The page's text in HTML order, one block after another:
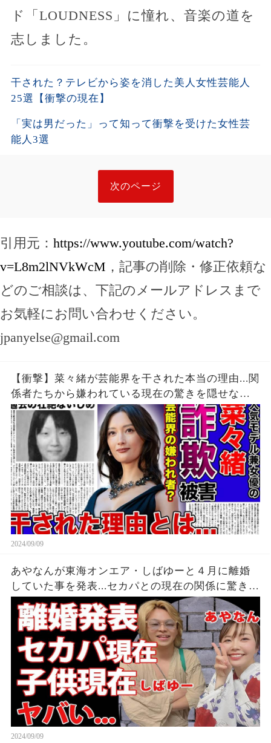
ド「LOUDNESS」に憧れ、音楽の道を
志しました。
干された？テレビから姿を消した美人女性芸能人
25選【衝撃の現在】
「実は男だった」って知って衝撃を受けた女性芸
能人3選
次のページ
引用元： https://www.youtube.com/watch?
v=L8m2lNVkWcM ，記事の削除・修正依頼な
どのご相談は、下記のメールアドレスまで
お気軽にお問い合わせください。
jpanyelse@gmail.com
【衝撃】菜々緒が芸能界を干された本当の理由...関
係者たちから嫌われている現在の驚きを隠せな
い！！詐欺被害にまで遭っている衝撃の現在...過去
の壮絶ないじめに一同驚愕！！
2024/09/09
あやなんが東海オンエア・しばゆーと４月に離婚
していた事を発表...セカパとの現在の関係に驚きを
隠せない...『しばゆー＆あやなん』夫婦の精神崩壊
した現在がヤバい...
2024/09/09